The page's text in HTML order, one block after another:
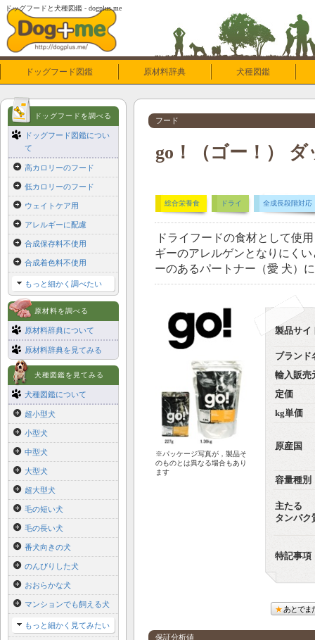
ドッグフードと犬種図鑑 - dogplus.me
ドッグフード図鑑 原材料辞典 犬種図鑑
フード
go！（ゴー！）
総合栄養食 ドライ 全成長段階対応
ドライフードの食材として使
ギーのアレルゲンとなりにく
ーのあるパートナー（愛 犬）
※パッケージ写真が，製品そ
のものとは異なる場合もあり
ます
製品サイ
ブランド
輸入販売
定価
kg単価
原産国
容量種別
主たる
タンパク
特記事項
あとでま
保証分析値
ドッグフードを調べる
ドッグフード図鑑につい
て
高カロリーのフード
低カロリーのフード
ウェイトケア用
アレルギーに配慮
合成保存料不使用
合成着色料不使用
もっと細かく調べたい
原材料を調べる
原材料辞典について
原材料辞典を見てみる
犬種図鑑を見てみる
犬種図鑑について
超小型犬
小型犬
中型犬
大型犬
超大型犬
毛の短い犬
毛の長い犬
番犬向きの犬
のんびりした犬
おおらかな犬
マンションでも飼える犬
もっと細かく見てみたい